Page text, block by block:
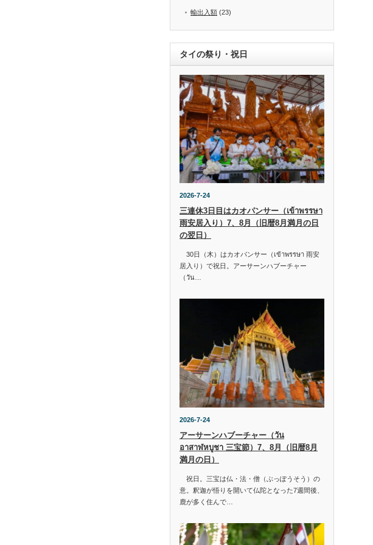
輸出入額 (23)
タイの祭り・祝日
2026-7-24
三連休3日目はカオパンサー（เข้าพรรษา
雨安居入り）7、8月（旧暦8月満月の日
の翌日）
30日（木）はカオパンサー（เข้าพรรษา 雨安
居入り）で祝日。アーサーンハブーチャー
（วัน…
2026-7-24
アーサーンハブーチャー（วัน
อาสาฬหบูชา 三宝節）7、8月（旧暦8月
満月の日）
祝日。三宝は仏・法・僧（ぶっぽうそう）の
意。釈迦が悟りを開いて仏陀となった7週間後、
鹿が多く住んで…